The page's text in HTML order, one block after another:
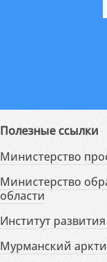
Полезные ссылки
Министерство
Министерство
области
Институт
Мурманский